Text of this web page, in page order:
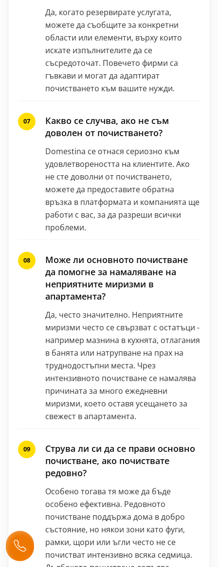
Да, когато резервирате услугата,
можете да съобщите за конкретни
области или елементи, върху които
искате изпълнителите да се
съсредоточат. Повечето фирми са
гъвкави и могат да адаптират
почистването към вашите нужди.
Какво се случва, ако не съм
доволен от почистването?
Domestina се отнася сериозно към
удовлетвореността на клиентите. Ако
не сте доволни от почистването,
можете да предоставите обратна
връзка в платформата и компанията ще
работи с вас, за да разреши всички
проблеми.
Може ли основното почистване
да помогне за намаляване на
неприятните миризми в
апартамента?
Да, често значително. Неприятните
миризми често се свързват с остатъци -
например мазнина в кухнята, отлагания
в банята или натрупване на прах на
труднодостъпни места. Чрез
интензивното почистване се намалява
причината за много ежедневни
миризми, което оставя усещането за
свежест в апартамента.
Струва ли си да се прави основно
почистване, ако почиствате
редовно?
Особено тогава тя може да бъде
особено ефективна. Редовното
почистване поддържа дома в добро
състояние, но някои зони като фуги,
рамки, щори или ъгли често не се
почистват интензивно всяка седмица.